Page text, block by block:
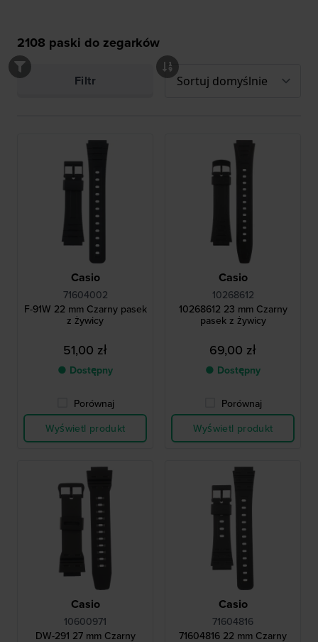
2108 paski do zegarków
Filtr
Casio
71604002
F-91W 22 mm Czarny pasek
z żywicy
51,00 zł
● Dostępny
Porównaj
Wyświetl produkt
Casio
10268612
10268612 23 mm Czarny
pasek z żywicy
69,00 zł
● Dostępny
Porównaj
Wyświetl produkt
Casio
10600971
DW-291 27 mm Czarny
Casio
71604816
71604816 22 mm Czarny